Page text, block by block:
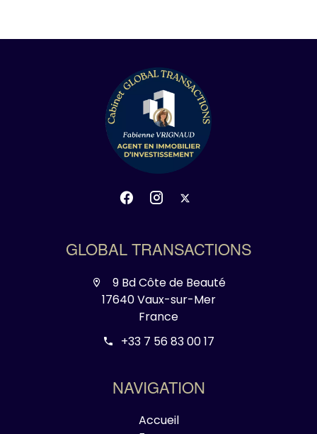
GLOBAL TRANSACTIONS
9 Bd Côte de Beauté
17640 Vaux-sur-Mer
France
+33 7 56 83 00 17
NAVIGATION
Accueil